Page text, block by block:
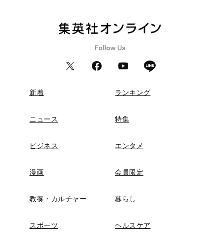
新着 ランキング
ニュース 特集
ビジネス エンタメ
漫画 会員限定
教養・カルチャー 暮らし
スポーツ ヘルスケア